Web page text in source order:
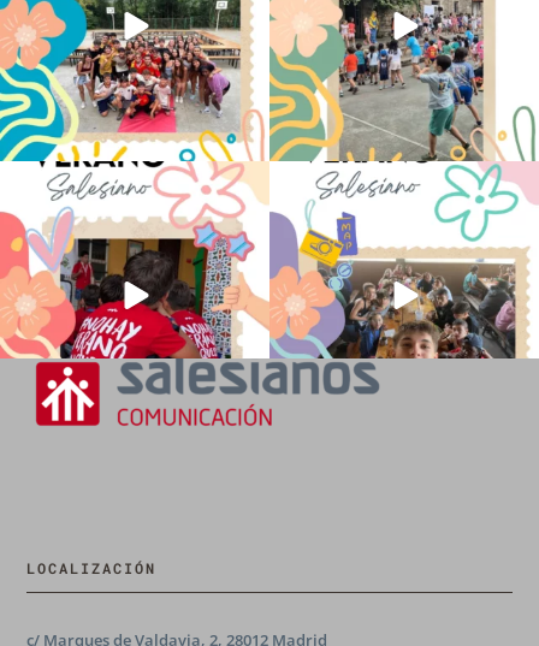
No hay verano sin que sea Salesiano ❤️
💫 en Luz 4
...
0
viviendo la alegría en el campamento
...
2
LOCALIZACIÓN
c/ Marques de Valdavia, 2, 28012 Madrid